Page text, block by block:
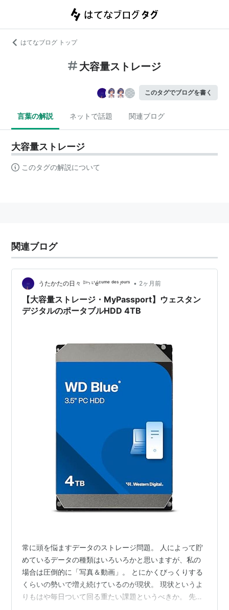
はてなブログ トップ
大容量ストレージ
このタグでブログを書く
言葉の解説 ネットで話題 関連ブログ
大容量ストレージ
このタグの解説について
関連ブログ
うたかたの日々 𓆸 ᴸ'éᶜᵘᵐᵉ ᵈᵉˢ ᴶᵒᵘʳˢ • 2ヶ月前
【大容量ストレージ・MyPassport】ウェスタン
デジタルのポータブルHDD 4TB
常に頭を悩ますデータのストレージ問題。 人によって貯
めているデータの種類はいろいろかと思いますが、私の
場合は圧倒的に「写真＆動画」。 とにかくびっくりする
くらいの勢いで増え続けているのが現状。 現状というよ
りもはや毎日ついて回る重たい課題というべきか。 先日